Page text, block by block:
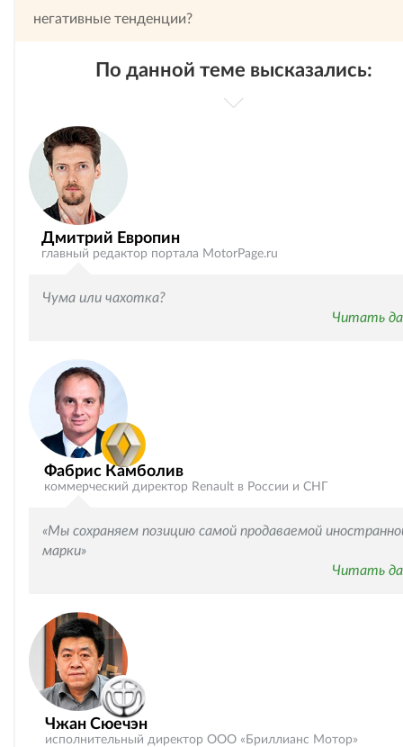
негативные тенденции?
По данной теме высказались:
Дмитрий Европин
главный редактор портала MotorPage.ru
Чума или чахотка?
Читать
Фабрис Камболив
коммерческий директор Renault в России и СНГ
«Мы сохраняем позицию самой продаваемой
марки»
Читать
Чжан Сюечэн
исполнительный директор ООО «Бриллианс Мотор»